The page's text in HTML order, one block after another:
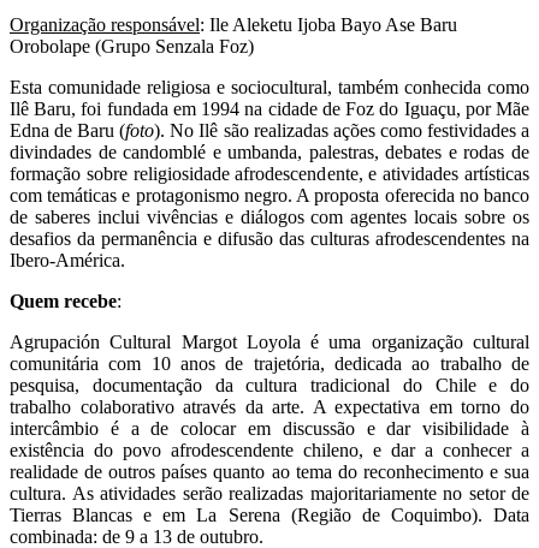
Organização responsável: Ile Aleketu Ijoba Bayo Ase Baru
Orobolape (Grupo Senzala Foz)
Esta comunidade religiosa e sociocultural, também conhecida como
Ilê Baru, foi fundada em 1994 na cidade de Foz do Iguaçu, por Mãe
Edna de Baru (foto). No Ilê são realizadas ações como festividades a
divindades de candomblé e umbanda, palestras, debates e rodas de
formação sobre religiosidade afrodescendente, e atividades artísticas
com temáticas e protagonismo negro. A proposta oferecida no banco
de saberes inclui vivências e diálogos com agentes locais sobre os
desafios da permanência e difusão das culturas afrodescendentes na
Ibero-América.
Quem recebe:
Agrupación Cultural Margot Loyola é uma organização cultural
comunitária com 10 anos de trajetória, dedicada ao trabalho de
pesquisa, documentação da cultura tradicional do Chile e do
trabalho colaborativo através da arte. A expectativa em torno do
intercâmbio é a de colocar em discussão e dar visibilidade à
existência do povo afrodescendente chileno, e dar a conhecer a
realidade de outros países quanto ao tema do reconhecimento e sua
cultura. As atividades serão realizadas majoritariamente no setor de
Tierras Blancas e em La Serena (Região de Coquimbo). Data
combinada: de 9 a 13 de outubro.